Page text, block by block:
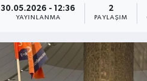
30.05.2026 - 12:36
YAYINLANMA
2
PAYLAŞIM